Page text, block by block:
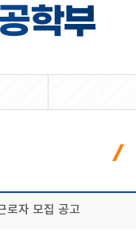
학부
로자 모집 공고